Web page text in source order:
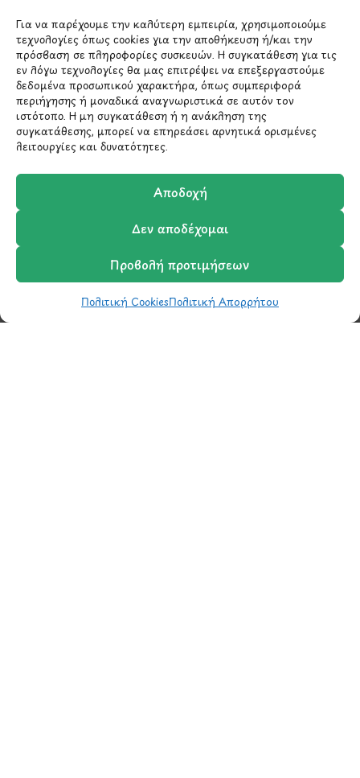
Για να παρέχουμε την καλύτερη εμπειρία, χρησιμοποιούμε
τεχνολογίες όπως cookies για την αποθήκευση ή/και την
πρόσβαση σε πληροφορίες συσκευών. Η συγκατάθεση για τις
εν λόγω τεχνολογίες θα μας επιτρέψει να επεξεργαστούμε
δεδομένα προσωπικού χαρακτήρα, όπως συμπεριφορά
περιήγησης ή μοναδικά αναγνωριστικά σε αυτόν τον
ιστότοπο. Η μη συγκατάθεση ή η ανάκληση της
συγκατάθεσης, μπορεί να επηρεάσει αρνητικά ορισμένες
λειτουργίες και δυνατότητες.
Αποδοχή
Δεν αποδέχομαι
Προβολή προτιμήσεων
Πολιτική CookiesΠολιτική Απορρήτου
Λ.Περικλέους 56,
Χολαργός 15561
210 6522282
info@ypografi.com
Έχετε ερωτήσεις σχετικά με ένα προϊόν ή μια
επικοινωνήσουμε σύντομα μαζί σας.
ΚαλάθιΣύγκριση
Ο Λογαριασμός μου